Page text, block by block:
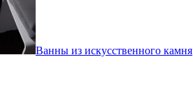
Ванны из искусственного камня